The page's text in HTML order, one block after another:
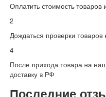
Оплатить стоимость товаров
2
Дождаться проверки
4
После прихода товара на
доставку в РФ
Последние